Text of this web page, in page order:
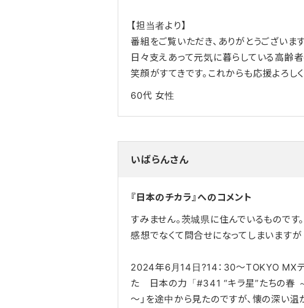
【担当者より】
番組をご覧いただき、ありがとうございます
日々支えあって元気に暮らしている高齢者
笑顔がすてきです。これからも応援よろし
60代 女性
いばらんさん
『日本のチカラ』へのコメント
すみません。茨城県に住んでいるものです。
感想でなくて問合せになってしまいますが
2024年6月14日?14：30～TOKYO MX
た 日本の力「#341 “キラ星”たちの春
～」を途中から見たのですが、懐の深い